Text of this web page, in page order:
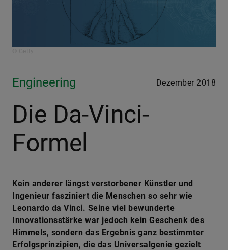
Engineering Dezember 2018
Die Da-Vinci-
Formel
Kein anderer längst verstorbener Künstler und
Ingenieur fasziniert die Menschen so sehr wie
Leonardo da Vinci. Seine viel bewunderte
Innovationsstärke war jedoch kein Geschenk des
Himmels, sondern das Ergebnis ganz bestimmter
Erfolgsprinzipien, die das Universalgenie gezielt